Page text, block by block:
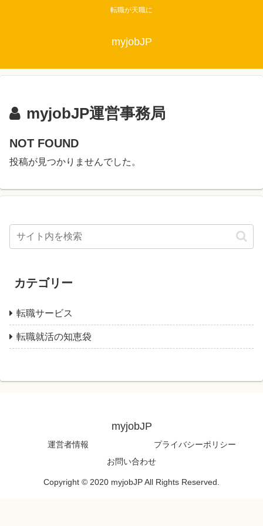
転職が天職に
myjobJP
myjobJP運営事務局
NOT FOUND
投稿が見つかりませんでした。
カテゴリー
転職サービス
転職就活の知恵袋
myjobJP
運営者情報
プライバシーポリシー
お問い合わせ
Copyright © 2020 myjobJP All Rights Reserved.